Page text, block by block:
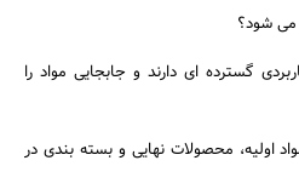
می شود؟
گسترده ای دارند و جابجایی مواد را
اولیه، محصولات نهایی و بسته‌ بندی در